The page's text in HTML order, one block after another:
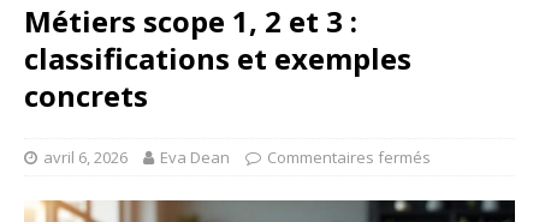
Métiers scope 1, 2 et 3 :
classifications et exemples
concrets
avril 6, 2026 Eva Dean Commentaires fermés